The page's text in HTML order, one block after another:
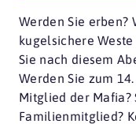
Werden Sie erben?
kugelsichere
Sie nach diesem
Werden Sie zum
Mitglied der Mafia?
Familienmitglied?